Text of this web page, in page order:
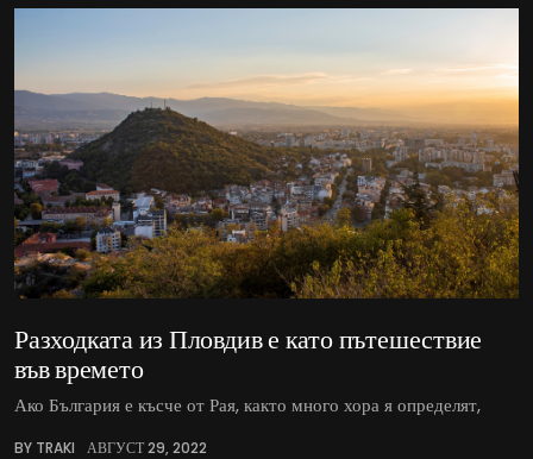
Разходката из Пловдив е като пътешествие
във времето
Ако България е късче от Рая, както много хора я определят,
BY TRAKI АВГУСТ 29, 2022